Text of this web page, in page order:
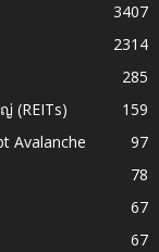
3407
2314
285
(REITs)
159
Avalanche
97
78
67
67